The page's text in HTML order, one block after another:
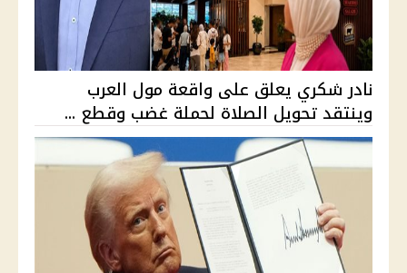
نادر شكري يعلق على واقعة مول العرب
وينتقد تحويل الصلاة لحملة غضب وقطع ...